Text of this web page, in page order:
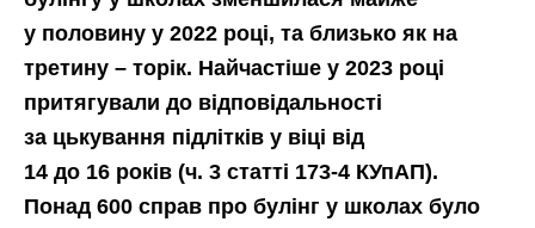
у половину у 2022 році, та близько як на
третину – торік. Найчастіше у 2023 році
притягували до відповідальності
за цькування підлітків у віці від
14 до 16 років (ч. 3 статті 173-4 КУпАП).
Понад 600 справ про булінг у школах було